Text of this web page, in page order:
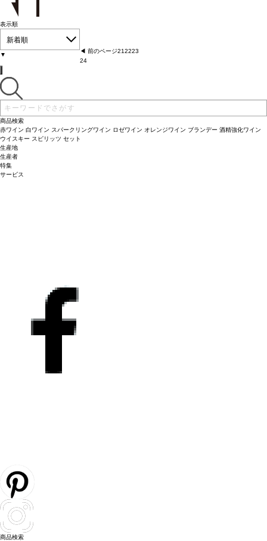
表示順
新着順
▼
◀︎ 前のページ212223
24
商品検索
赤ワイン 白ワイン スパークリングワイン ロゼワイン オレンジワイン ブランデー 酒精強化ワイン
ウイスキー スピリッツ セット
生産地
生産者
特集
サービス
商品検索